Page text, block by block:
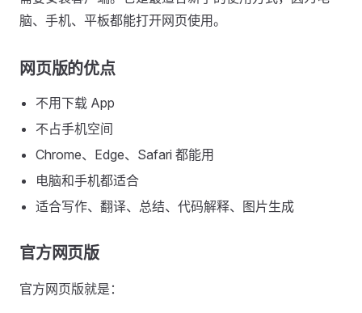
脑、手机、平板都能打开网页使用。
网页版的优点
不用下载 App
不占手机空间
Chrome、Edge、Safari 都能用
电脑和手机都适合
适合写作、翻译、总结、代码解释、图片生成
官方网页版
官方网页版就是：